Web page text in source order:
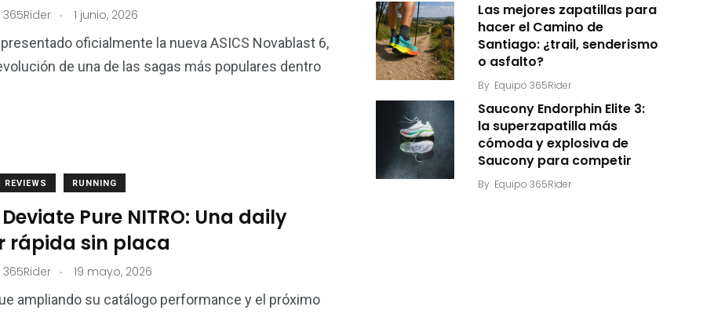
. 1 junio, 2026
oficialmente la nueva ASICS Novablast 6,
de una de las sagas más populares dentro
REVIEWS RUNNING
Pure NITRO: Una daily
rápida sin placa
. 19 mayo, 2026
ampliando su catálogo performance y el próximo
Las mejores zapatillas para
hacer el Camino de
Santiago: ¿trail, senderismo
o asfalto?
By Equipo 365Rider
Saucony Endorphin Elite 3:
la superzapatilla más
cómoda y explosiva de
Saucony para competir
By Equipo 365Rider